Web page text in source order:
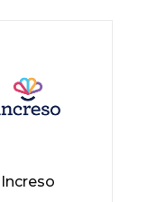
Increso